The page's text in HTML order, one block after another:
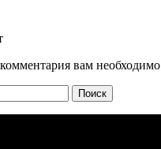
вам необходимо